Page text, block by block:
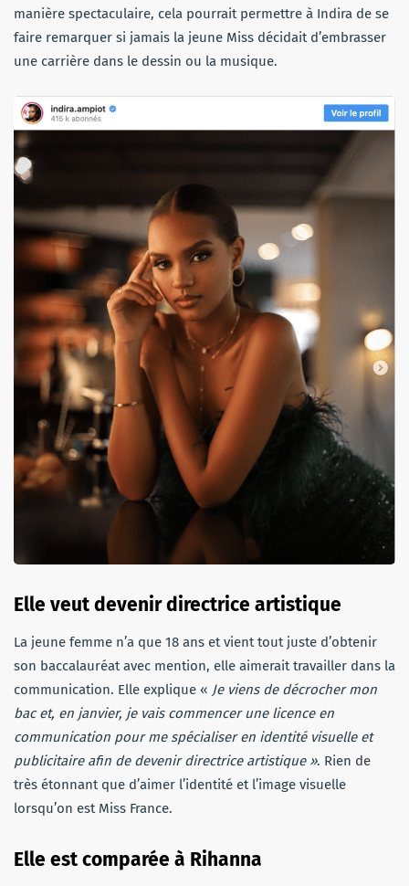
manière spectaculaire, cela pourrait permettre à Indira de se
faire remarquer si jamais la jeune Miss décidait d’embrasser
une carrière dans le dessin ou la musique.
Elle veut devenir directrice artistique
La jeune femme n’a que 18 ans et vient tout juste d’obtenir
son baccalauréat avec mention, elle aimerait travailler dans la
communication. Elle explique « Je viens de décrocher mon
bac et, en janvier, je vais commencer une licence en
communication pour me spécialiser en identité visuelle et
publicitaire afin de devenir directrice artistique ». Rien de
très étonnant que d’aimer l’identité et l’image visuelle
lorsqu’on est Miss France.
Elle est comparée à Rihanna